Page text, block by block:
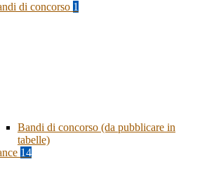
di concorso 1
Bandi di concorso (da pubblicare in
tabelle)
14